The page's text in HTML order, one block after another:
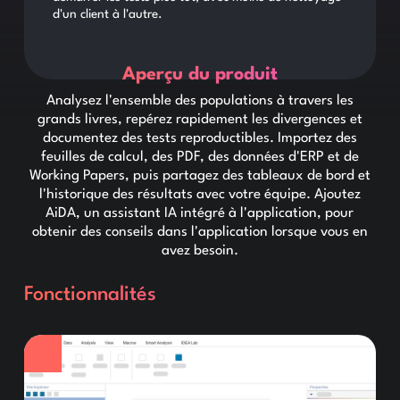
d'un client à l'autre.
Aperçu du produit
Analysez l'ensemble des populations à travers les
grands livres, repérez rapidement les divergences et
documentez des tests reproductibles. Importez des
feuilles de calcul, des PDF, des données d'ERP et de
Working Papers, puis partagez des tableaux de bord et
l'historique des résultats avec votre équipe. Ajoutez
AiDA, un assistant IA intégré à l'application, pour
obtenir des conseils dans l'application lorsque vous en
avez besoin.
Fonctionnalités